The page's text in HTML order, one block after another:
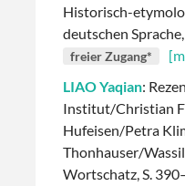
Historisch-
deutschen
freier Zugang*
LIAO Yaqian:
Institut/Christian
Hufeisen/Petra
Thonhauser/
Wortschatz, S.